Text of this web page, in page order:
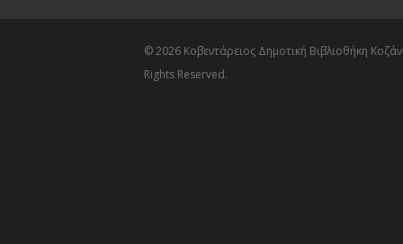
© 2026 Κοβεντάρειος Δημοτική Βιβλιοθήκη
Rights Reserved.